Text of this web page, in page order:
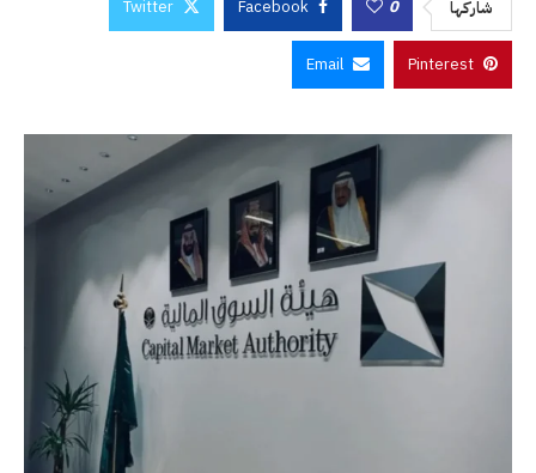
شاركها 0
Facebook
Twitter
Pinterest
Email